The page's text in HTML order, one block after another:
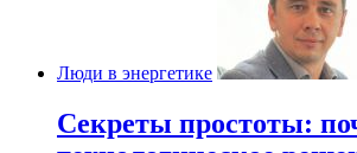
Люди в энергетике
Секреты простоты: